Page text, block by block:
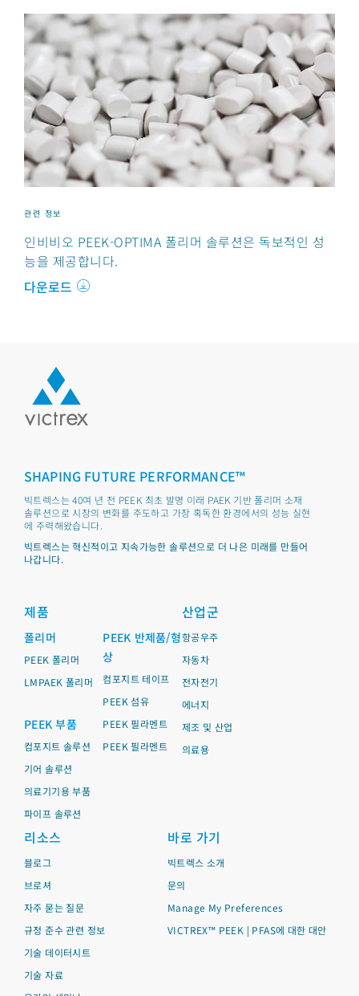
관련 정보
인비비오 PEEK-OPTIMA 폴리머 솔루션은 독보적인 성
능을 제공합니다.
다운로드
SHAPING FUTURE PERFORMANCE™
빅트렉스는 40여 년 전 PEEK 최초 발명 이래 PAEK 기반 폴리머 소재
솔루션으로 시장의 변화를 주도하고 가장 혹독한 환경에서의 성능 실현
에 주력해왔습니다.
빅트렉스는 혁신적이고 지속가능한 솔루션으로 더 나은 미래를 만들어
나갑니다.
제품
폴리머
PEEK 폴리머
LMPAEK 폴리머
PEEK 부품
컴포지트 솔루션
기어 솔루션
의료기기용 부품
파이프 솔루션
PEEK 반제품/형
상
컴포지트 테이프
PEEK 섬유
PEEK 필라멘트
PEEK 필라멘트
산업군
항공우주
자동차
전자전기
에너지
제조 및 산업
의료용
리소스
블로그
브로셔
자주 묻는 질문
규정 준수 관련 정보
기술 데이터시트
기술 자료
바로 가기
빅트렉스 소개
문의
Manage My Preferences
VICTREX™ PEEK | PFAS에 대한 대안